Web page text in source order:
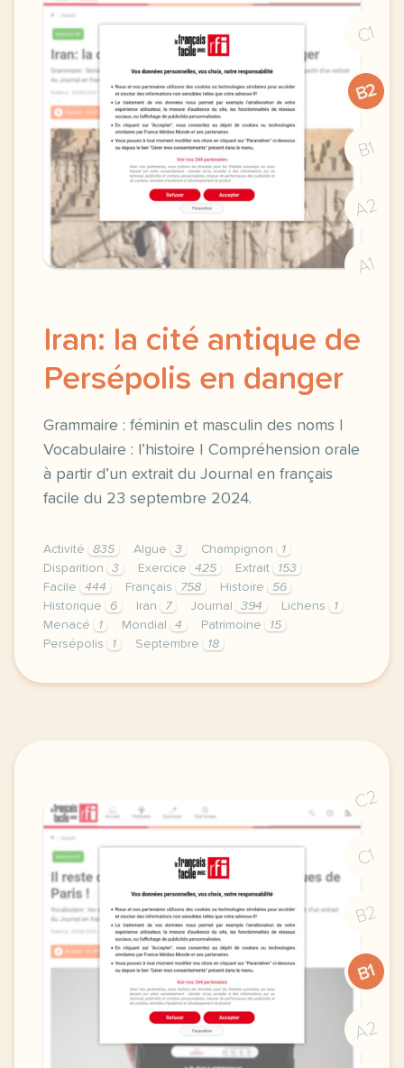
C1
B2
B1
A2
A1
Iran: la cité antique de
Persépolis en danger
Grammaire : féminin et masculin des noms |
Vocabulaire : l’histoire | Compréhension orale
à partir d’un extrait du Journal en français
facile du 23 septembre 2024.
Activité 835 Algue 3 Champignon
1
Disparition
3 Exercice 425 Extrait
153
Facile
444 Français 758 Histoire
56
Historique
6 Iran 7 Journal 394 Lichens
1
Menacé
1 Mondial 4 Patrimoine
15
Persépolis
1 Septembre 18
exercice a2 iran la cite antique de persepolis en
C2
C1
B2
B1
A2